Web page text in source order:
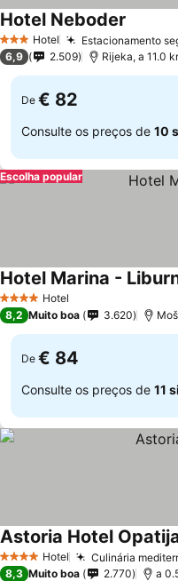
3 EstrelasHotel Estacionamento
Hotel Neboder
6,9 2.509 Rijeka, a 11.0
De € 82
Consulte os preços de 10
Escolha popular
4 EstrelasHotel
Hotel Marina -
8,2 Muito boa 3.620
De € 84
Consulte os preços de 11
4 EstrelasHotel Culinária
Astoria Hotel
8,3 Muito boa 2.770 a